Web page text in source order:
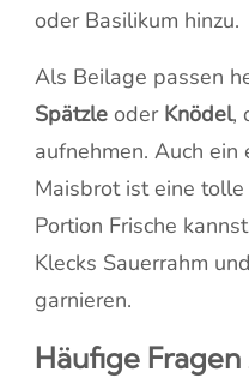
oder Basilikum hinzu.
Als Beilage passen
Spätzle oder Knödel,
aufnehmen. Auch
Maisbrot ist eine
Portion Frische
Klecks Sauerrahm
garnieren.
Häufige